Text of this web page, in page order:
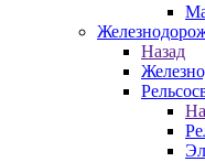
Назад